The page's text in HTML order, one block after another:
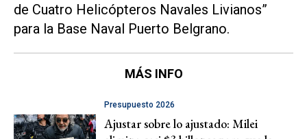
de Cuatro Helicópteros Navales Livianos”
para la Base Naval Puerto Belgrano.
MÁS INFO
Presupuesto 2026
Ajustar sobre lo ajustado: Milei